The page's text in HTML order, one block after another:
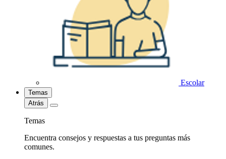
Escolar
Temas
Atrás
Temas
Encuentra consejos y respuestas a tus preguntas más
comunes.